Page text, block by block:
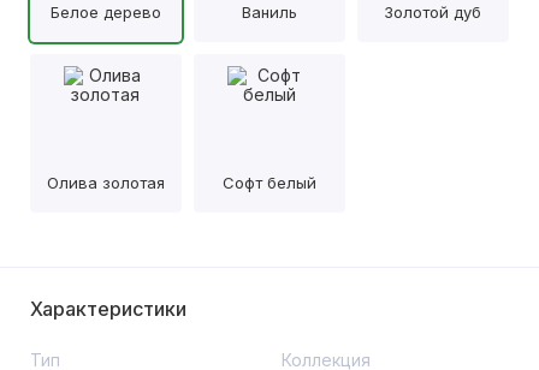
Белое дерево Ваниль Золотой дуб
Олива золотая Софт белый
Характеристики
Тип Коллекция